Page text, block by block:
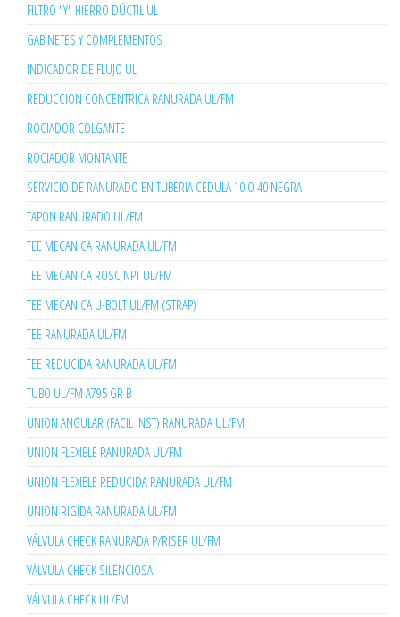
FILTRO "Y" HIERRO DÚCTIL UL
GABINETES Y COMPLEMENTOS
INDICADOR DE FLUJO UL
REDUCCION CONCENTRICA RANURADA UL/FM
ROCIADOR COLGANTE
ROCIADOR MONTANTE
SERVICIO DE RANURADO EN TUBERIA CEDULA 10 O 40 NEGRA
TAPON RANURADO UL/FM
TEE MECANICA RANURADA UL/FM
TEE MECANICA ROSC NPT UL/FM
TEE MECANICA U-BOLT UL/FM (STRAP)
TEE RANURADA UL/FM
TEE REDUCIDA RANURADA UL/FM
TUBO UL/FM A795 GR B
UNION ANGULAR (FACIL INST) RANURADA UL/FM
UNION FLEXIBLE RANURADA UL/FM
UNION FLEXIBLE REDUCIDA RANURADA UL/FM
UNION RIGIDA RANURADA UL/FM
VÁLVULA CHECK RANURADA P/RISER UL/FM
VÁLVULA CHECK SILENCIOSA
VÁLVULA CHECK UL/FM